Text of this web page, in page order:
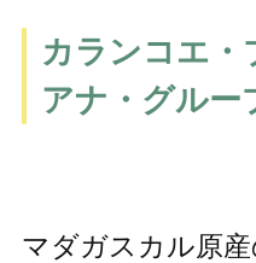
カランコエ・
アナ・グルー
マダガスカル原